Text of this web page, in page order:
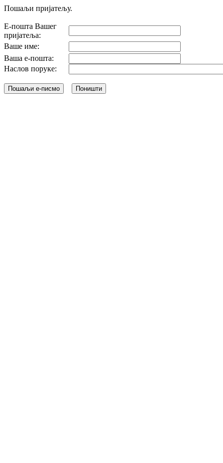
Пошаљи пријатељу.
Е-пошта Вашег
пријатеља:
Ваше име:
Ваша е-пошта:
Наслов поруке: